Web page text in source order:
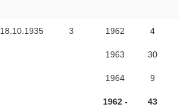
18.10.1935 3 1962
1963
1964
1962 -
4
30
9
43